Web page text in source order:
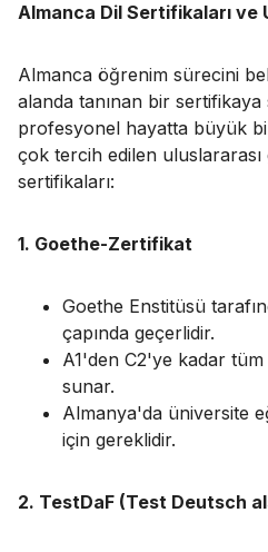
Almanca Dil Sertifikaları ve
Almanca öğrenim sürecini
alanda tanınan bir
profesyonel hayatta büyük
çok tercih edilen
sertifikaları:
1. Goethe-Zertifikat
Goethe Enstitüsü
çapında geçerlidir.
A1'den C2'ye kadar
sunar.
Almanya'da üniversite
için gereklidir.
2. TestDaF (Test Deutsch